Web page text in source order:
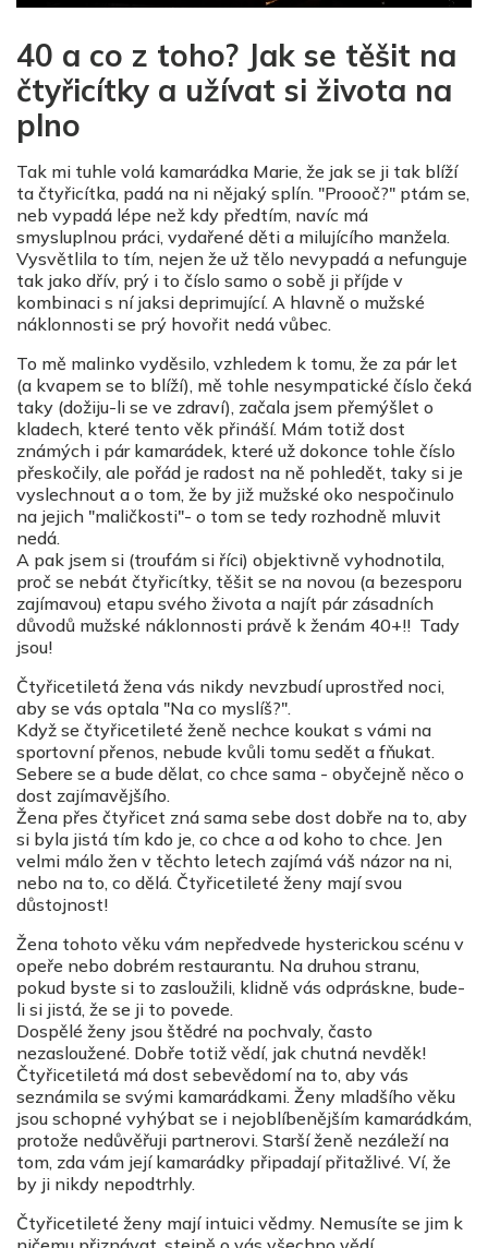
40 a co z toho? Jak se těšit na
čtyřicítky a užívat si života na
plno
Tak mi tuhle volá kamarádka Marie, že jak se ji tak blíží
ta čtyřicítka, padá na ni nějaký splín. "Proooč?" ptám se,
neb vypadá lépe než kdy předtím, navíc má
smysluplnou práci, vydařené děti a milujícího manžela.
Vysvětlila to tím, nejen že už tělo nevypadá a nefunguje
tak jako dřív, prý i to číslo samo o sobě ji příjde v
kombinaci s ní jaksi deprimující. A hlavně o mužské
náklonnosti se prý hovořit nedá vůbec.
To mě malinko vyděsilo, vzhledem k tomu, že za pár let
(a kvapem se to blíží), mě tohle nesympatické číslo čeká
taky (dožiju-li se ve zdraví), začala jsem přemýšlet o
kladech, které tento věk přináší. Mám totiž dost
známých i pár kamarádek, které už dokonce tohle číslo
přeskočily, ale pořád je radost na ně pohledět, taky si je
vyslechnout a o tom, že by již mužské oko nespočinulo
na jejich "maličkosti"- o tom se tedy rozhodně mluvit
nedá.
A pak jsem si (troufám si říci) objektivně vyhodnotila,
proč se nebát čtyřicítky, těšit se na novou (a bezesporu
zajímavou) etapu svého života a najít pár zásadních
důvodů mužské náklonnosti právě k ženám 40+!! Tady
jsou!
Čtyřicetiletá žena vás nikdy nevzbudí uprostřed noci,
aby se vás optala "Na co myslíš?".
Když se čtyřicetileté ženě nechce koukat s vámi na
sportovní přenos, nebude kvůli tomu sedět a fňukat.
Sebere se a bude dělat, co chce sama - obyčejně něco o
dost zajímavějšího.
Žena přes čtyřicet zná sama sebe dost dobře na to, aby
si byla jistá tím kdo je, co chce a od koho to chce. Jen
velmi málo žen v těchto letech zajímá váš názor na ni,
nebo na to, co dělá. Čtyřicetileté ženy mají svou
důstojnost!
Žena tohoto věku vám nepředvede hysterickou scénu v
opeře nebo dobrém restaurantu. Na druhou stranu,
pokud byste si to zasloužili, klidně vás odpráskne, bude-
li si jistá, že se ji to povede.
Dospělé ženy jsou štědré na pochvaly, často
nezasloužené. Dobře totiž vědí, jak chutná nevděk!
Čtyřicetiletá má dost sebevědomí na to, aby vás
seznámila se svými kamarádkami. Ženy mladšího věku
jsou schopné vyhýbat se i nejoblíbenějším kamarádkám,
protože nedůvěřuji partnerovi. Starší ženě nezáleží na
tom, zda vám její kamarádky připadají přitažlivé. Ví, že
by ji nikdy nepodtrhly.
Čtyřicetileté ženy mají intuici vědmy. Nemusíte se jim k